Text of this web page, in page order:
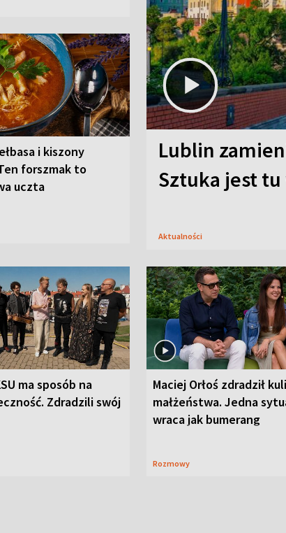
i kiszony
forszmak to
uczta
Lublin
Sztuka jest
Aktualności
ma sposób na
Zdradzili swój
Maciej Orłoś zdradził
małżeństwa. Jedna
wraca jak bumerang
Rozmowy